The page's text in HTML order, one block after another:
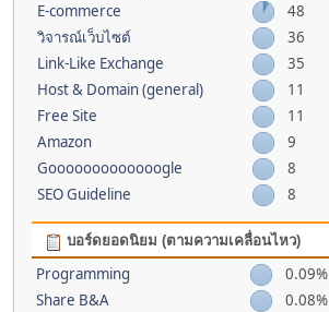
E-commerce
48
วิจารณ์เว็บไซต์
36
Link-Like Exchange
35
Host & Domain (general)
11
Free Site
11
Amazon
9
Gooooooooooooogle
8
SEO Guideline
8
บอร์ดยอดนิยม (ตามความเคลื่อนไหว)
Programming
0.09%
Share B&A
0.08%